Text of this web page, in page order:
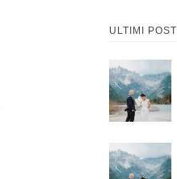
ULTIMI POST